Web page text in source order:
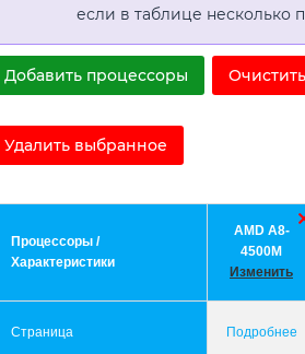
если в таблице несколько
Добавить процессоры
Удалить выбранное
Процессоры /
Характеристики
AMD A8-
4500M
Изменить
Страница Подробнее